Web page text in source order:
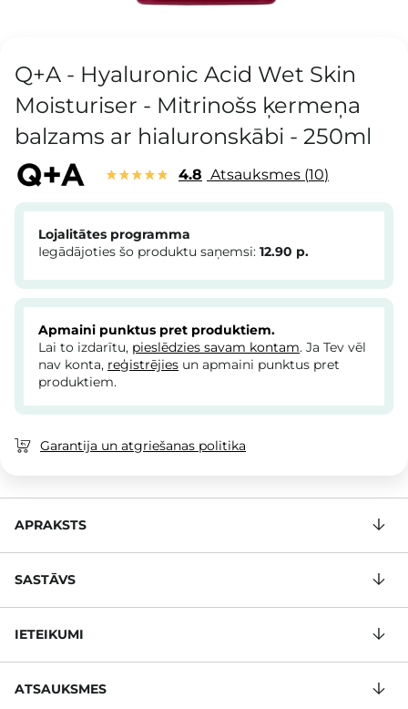
Q+A - Hyaluronic Acid Wet Skin
Moisturiser - Mitrinošs ķermeņa
balzams ar hialuronskābi - 250ml
4.8 Atsauksmes 10
Lojalitātes programma
Iegādājoties šo produktu saņemsi: 12.90 p.
Apmaini punktus pret produktiem.
Lai to izdarītu, pieslēdzies savam kontam. Ja Tev vēl
nav konta, reģistrējies un apmaini punktus pret
produktiem.
Garantija un atgriešanas politika
APRAKSTS
SASTĀVS
IETEIKUMI
ATSAUKSMES